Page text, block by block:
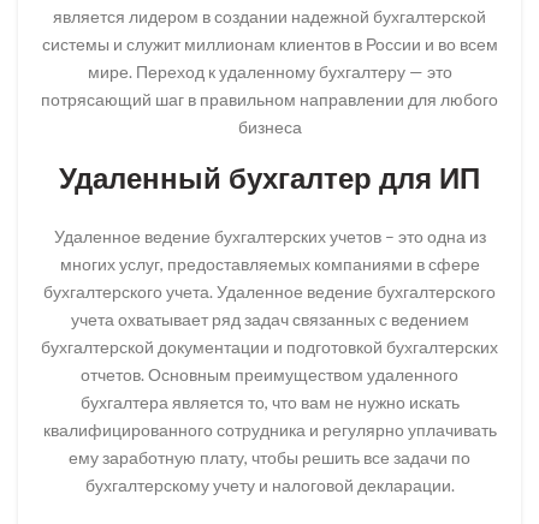
является лидером в создании надежной бухгалтерской
системы и служит миллионам клиентов в России и во всем
мире. Переход к удаленному бухгалтеру — это
потрясающий шаг в правильном направлении для любого
бизнеса
Удаленный бухгалтер для ИП
Удаленное ведение бухгалтерских учетов – это одна из
многих услуг, предоставляемых компаниями в сфере
бухгалтерского учета. Удаленное ведение бухгалтерского
учета охватывает ряд задач связанных с ведением
бухгалтерской документации и подготовкой бухгалтерских
отчетов. Основным преимуществом удаленного
бухгалтера является то, что вам не нужно искать
квалифицированного сотрудника и регулярно уплачивать
ему заработную плату, чтобы решить все задачи по
бухгалтерскому учету и налоговой декларации.